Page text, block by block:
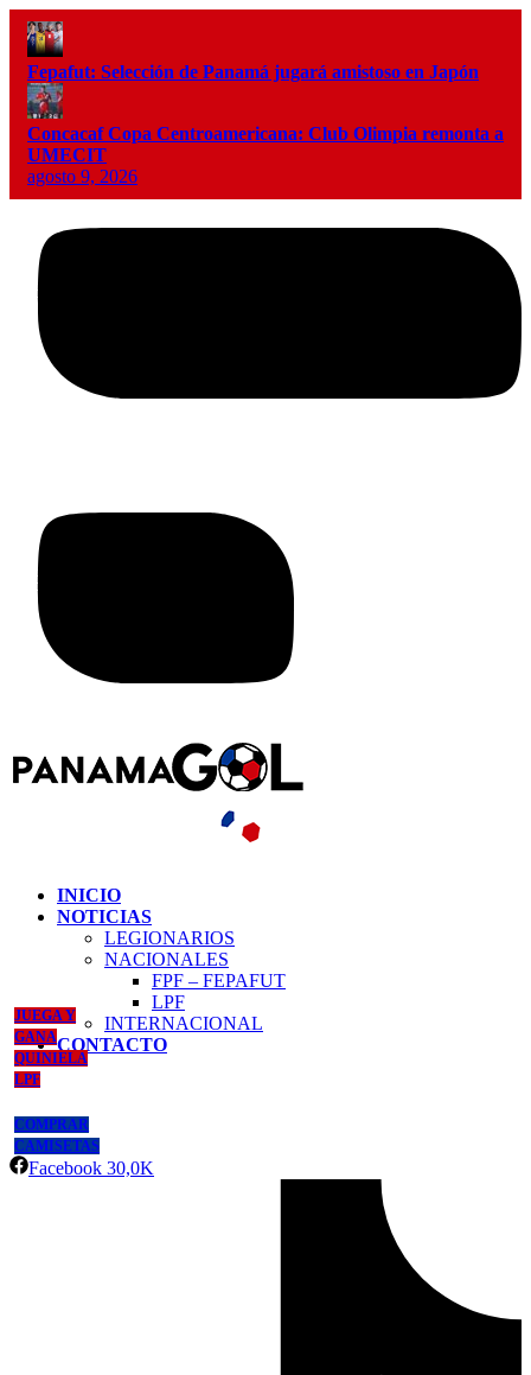
Fepafut: Selección de Panamá jugará amistoso en Japón
Concacaf Copa Centroamericana: Club Olimpia remonta a
UMECIT
agosto 9, 2026
INICIO
NOTICIAS
LEGIONARIOS
NACIONALES
FPF – FEPAFUT
LPF
INTERNACIONAL
CONTACTO
JUEGA Y
GANA
QUINIELA
LPF
COMPRAR
CAMISETAS
Facebook 30,0K